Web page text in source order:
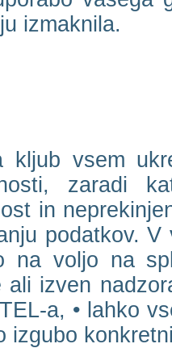
izmaknila.
kljub vsem
zaradi
in
podatkov.
na voljo na
ali izven
a, • lahko
izgubo